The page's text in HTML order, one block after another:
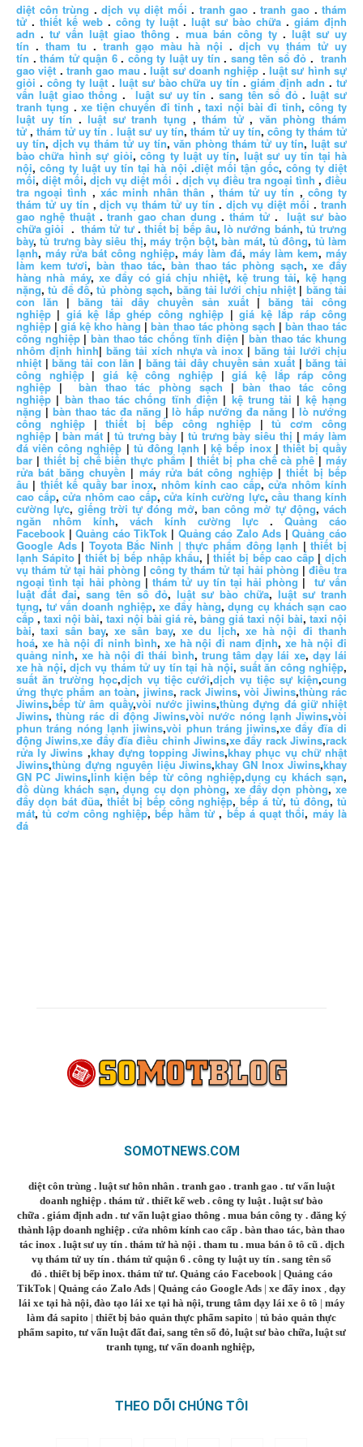
diệt côn trùng .dịch vụ diệt mối . tranh gao .tranh gao .thám
tử. thiết kế web . công ty luật . luật sư bào chữa .giám định
adn .tư vấn luật giao thông. mua bán công ty. luật sư uy
tín . tham tu .tranh gạo màu hà nội .dịch vụ thám tử uy
tín .thám tử quận 6. công ty luật uy tín . sang tên sổ đỏ .tranh
gao việt .tranh gao mau .luật sư doanh nghiệp .luật sư hình sự
giỏi . công ty luật. luật sư bào chữa uy tín .giám định adn .tư
vấn luật giao thông .luật sư uy tín .sang tên sổ đỏ.luật sư
tranh tụng . xe tiện chuyến đi tỉnh ,taxi nội bài đi tỉnh, công ty
luật uy tín .luật sư tranh tụng ,thám tử, văn phòng thám
tử,thám tử uy tín . luật sư uy tín, thám tử uy tín, công ty thám tử
uy tín, dịch vụ thám tử uy tín,văn phòng thám tử uy tín,luật sư
bào chữa hình sự giỏi,công ty luật uy tín, luật sư uy tín tại hà
nội,công ty luật uy tín tại hà nội .diệt mối tận gốc, công ty diệt
mối,diệt mối,dịch vụ diệt mối .dịch vụ điều tra ngoại tình ,điều
tra ngoại tình ,xác minh nhân thân ,thám tử uy tín , công ty
thám tử uy tín ,dịch vụ thám tử uy tín . dịch vụ diệt mối .tranh
gao nghệ thuật.tranh gao chan dung . thám tử.luật sư bào
chữa giỏi .thám tử tư.thiết bị bếp âu,lò nướng bánh, tủ trưng
bày,tủ trưng bày siêu thị,máy trộn bột,bàn mát,tủ đông, tủ làm
lạnh, máy rửa bát công nghiệp, máy làm đá, máy làm kem, máy
làm kem tươi,bàn thao tác,bàn thao tác phòng sạch,xe đẩy
hàng nhà máy, xe đẩy có giá chịu nhiệt, kệ trung tải, kệ hạng
nặng,tủ để đồ,tủ phòng sạch, băng tải lưới chịu nhiệt| băng tải
con lăn | băng tải dây chuyền sản xuất | băng tải công
nghiệp | giá kệ lắp ghép công nghiệp |giá kệ lắp ráp công
nghiệp |giá kệ kho hàng |bàn thao tác phòng sạch | bàn thao tác
công nghiệp|bàn thao tác chống tĩnh điện |bàn thao tác khung
nhôm định hình| băng tải xích nhựa và inox|băng tải lưới chịu
nhiệt |băng tải con lăn | băng tải dây chuyền sản xuất |băng tải
công nghiệp|giá kệ công nghiệp |giá kệ lắp ráp công
nghiệp |bàn thao tác phòng sạch| bàn thao tác công
nghiệp | bàn thao tác chống tĩnh điện | kệ trung tải | kệ hạng
nặng| bàn thao tác đa năng|lò hấp nướng đa năng |lò nướng
công nghiệp|thiết bị bếp công nghiệp|tủ cơm công
nghiệp |bàn mát | tủ trưng bày | tủ trưng bày siêu thị |máy làm
đá viên công nghiệp | tủ đông lạnh |kệ bếp inox| thiết bị quầy
bar | thiết bị chế biến thực phẩm | thiết bị pha chế cà phê| máy
rửa bát băng chuyền | máy rửa bát công nghiệp|thiết bị bếp
âu | thiết kế quầy bar inox, nhôm kính cao cấp,cửa nhôm kính
cao cấp, cửa nhôm cao cấp, cửa kính cường lực, cầu thang kính
cường lực, giếng trời tự đóng mở, ban công mở tự động, vách
ngăn nhôm kính, vách kính cường lực .Quảng cáo
Facebook |Quảng cáo TikTok | Quảng cáo Zalo Ads |Quảng cáo
Google Ads| Toyota Bắc Ninh | thực phẩm đông lạnh |thiết bị
lạnh Sápito |thiết bị bếp nhập khẩu, |thiết bị bếp cao cấp|dịch
vụ thám tử tại hải phòng | công ty thám tử tại hải phòng |điều tra
ngoại tình tại hải phòng |thám tử uy tín tại hải phòng | tư vấn
luật đất đai, sang tên sổ đỏ, luật sư bào chữa, luật sư tranh
tụng, tư vấn doanh nghiệp,xe đẩy hàng,dụng cụ khách sạn cao
cấp, taxi nội bài, taxi nội bài giá rẻ, bảng giá taxi nội bài, taxi nội
bài,taxi sân bay,xe sân bay,xe du lịch, xe hà nội đi thanh
hoá, xe hà nội đi ninh bình, xe hà nội đi nam định,xe hà nội đi
quảng ninh,xe hà nội đi thái bình, trung tâm dạy lái xe, dạy lái
xe hà nội,dịch vụ thám tử uy tín tại hà nội,suất ăn công nghiệp,
suất ăn trường học,dịch vụ tiệc cưới,dịch vụ tiệc sự kiện,cung
ứng thực phẩm an toàn, jiwins, rack Jiwins, vòi Jiwins,thùng rác
Jiwins,bếp từ âm quầy,vòi nước jiwins,thùng đựng đá giữ nhiệt
Jiwins,thùng rác di động Jiwins,vòi nước nóng lạnh Jiwins,vòi
phun tráng nóng lạnh jiwins,vòi phun tráng jiwins,xe đẩy đĩa di
động Jiwins,xe đẩy đĩa điều chỉnh Jiwins,xe đẩy rack Jiwins,rack
rửa ly Jiwins ,khay đựng topping Jiwins,khay phục vụ chữ nhật
Jiwins,thùng đựng nguyên liệu Jiwins,khay GN Inox Jiwins,khay
GN PC Jiwins,linh kiện bếp từ công nghiệp,dụng cụ khách sạn,
đồ dùng khách sạn,dụng cụ dọn phòng,xe đẩy dọn phòng,xe
đẩy dọn bát đũa,thiết bị bếp công nghiệp,bếp á từ,tủ đông,tủ
mát,tủ cơm công nghiệp,bếp hầm từ ,bếp á quạt thổi, máy là
đá
SOMOTNEWS.COM
diệt côn trùng . luật sư hôn nhân . tranh gao . tranh gao . tư vấn luật
doanh nghiệp . thám tử . thiết kế web . công ty luật. luật sư bào
chữa. giám định adn. tư vấn luật giao thông . mua bán công ty. đăng ký
thành lập doanh nghiệp . cửa nhôm kính cao cấp . bàn thao tác, bàn thao
tác inox. luật sư uy tín. thám tử hà nội. tham tu. mua bán ô tô cũ. dịch
vụ thám tử uy tín . thám tử quận 6 . công ty luật uy tín . sang tên sổ
đỏ . thiết bị bếp inox. thám tử tư. Quảng cáo Facebook| Quảng cáo
TikTok | Quảng cáo Zalo Ads | Quảng cáo Google Ads | xe đẩy inox , dạy
lái xe tại hà nội, đào tạo lái xe tại hà nội, trung tâm dạy lái xe ô tô | máy
làm đá sapito | thiết bị bảo quản thực phẩm sapito | tủ bảo quản thực
phẩm sapito, tư vấn luật đất đai, sang tên sổ đỏ, luật sư bào chữa, luật sư
tranh tụng, tư vấn doanh nghiệp,
THEO DÕI CHÚNG TÔI